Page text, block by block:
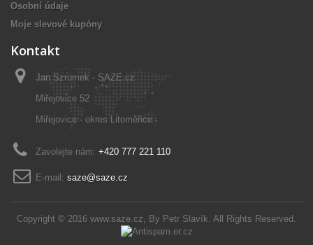
Copyright © 2016 www.saze.cz, By Petr Slavík. All Rights Reserved.
Osobní údaje
Moje slevové kupóny
Kontakt
Jan Szromek - SAZE.cz
Miřejovice 52
Miřejovice - okres Litoměřice
Zavolejte nám: +420 777 221 110
E-mail: saze@saze.cz